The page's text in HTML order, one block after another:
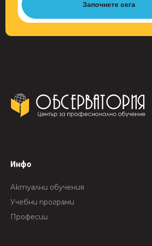
Започнете сега
Инфо
Актуални обучения
Учебни програми
Професии